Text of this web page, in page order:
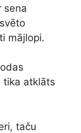
sena
mājlopi.
tika atklāts
taču